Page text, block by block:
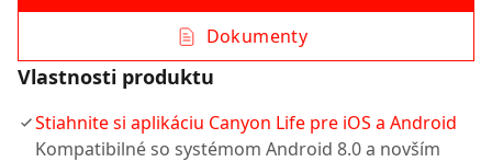
Dokumenty
Vlastnosti produktu
Stiahnite si aplikáciu Canyon Life pre iOS a Android
Kompatibilné so systémom Android 8.0 a novším